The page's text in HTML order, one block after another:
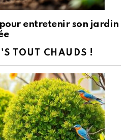
pour entretenir son jardin
TOUT CHAUDS !